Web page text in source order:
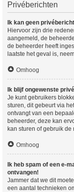
Privéberichten
Ik kan geen
Hiervoor zijn drie
aangemeld, de
de beheerder heeft
laatste het geval is,
Omhoog
Ik blijf ongewenste
Je kunt gebruikers
sturen, dit gebeurt via
ontvangt van een
beheerder, deze kan
kan sturen of gebruik
Omhoog
Ik heb spam of een e-
ontvangen!
Jammer dat we dit
een aantal technieken